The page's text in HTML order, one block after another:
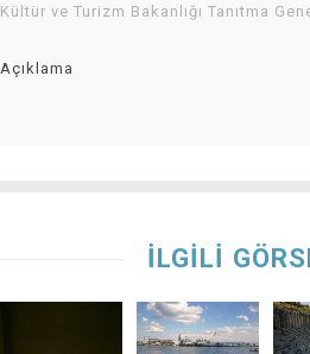
Kültür ve Turizm Bakanlığı Tanıtma
Açıklama
İLGİLİ